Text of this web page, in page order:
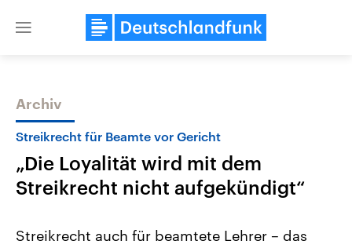
Close
Themen
Archiv
Streikrecht für Beamte vor Gericht
„Die Loyalität wird mit dem
Streikrecht nicht aufgekündigt“
Streikrecht auch für beamtete Lehrer – das